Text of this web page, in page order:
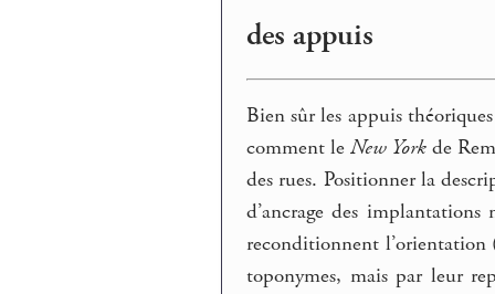
des appuis
Bien sûr les appuis
comment leNew Yorkde
des rues. Positionner la
d’ancrage des
reconditionnent l’orientation
toponymes, mais par leur